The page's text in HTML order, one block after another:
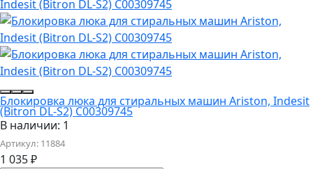
Блокировка люка для стиральных машин Ariston, Indesit
(Bitron DL-S2) C00309745
В наличии: 1
Артикул: 11884
1 035₽